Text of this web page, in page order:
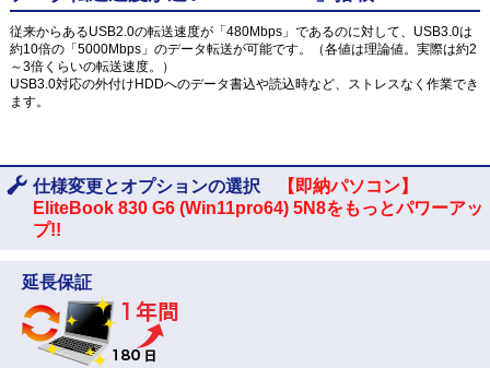
従来からあるUSB2.0の転送速度が「480Mbps」であるのに対して、USB3.0は
約10倍の「5000Mbps」のデータ転送が可能です。（各値は理論値。実際は約2
～3倍くらいの転送速度。）
USB3.0対応の外付けHDDへのデータ書込や読込時など、ストレスなく作業でき
ます。
仕様変更とオプションの選択
【即納パソコン】
EliteBook 830 G6 (Win11pro64) 5N8をもっとパワーアッ
プ!!
延長保証